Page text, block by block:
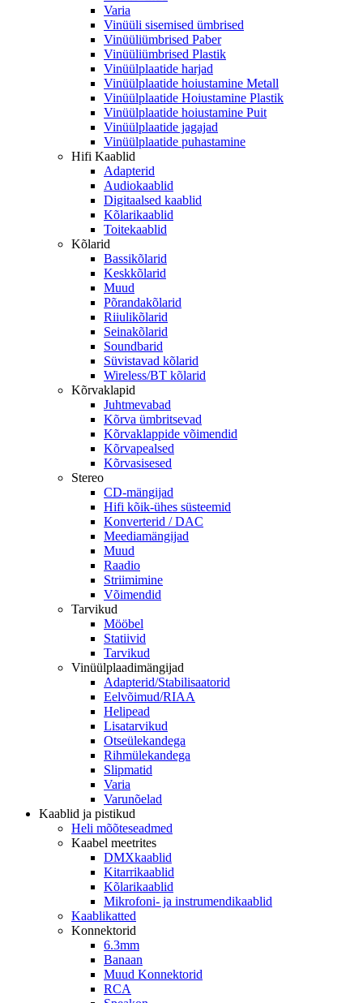
Varia
Vinüüli sisemised ümbrised
Vinüüliümbrised Paber
Vinüüliümbrised Plastik
Vinüülplaatide harjad
Vinüülplaatide hoiustamine Metall
Vinüülplaatide Hoiustamine Plastik
Vinüülplaatide hoiustamine Puit
Vinüülplaatide jagajad
Vinüülplaatide puhastamine
Hifi Kaablid
Adapterid
Audiokaablid
Digitaalsed kaablid
Kõlarikaablid
Toitekaablid
Kõlarid
Bassikõlarid
Keskkõlarid
Muud
Põrandakõlarid
Riiulikõlarid
Seinakõlarid
Soundbarid
Süvistavad kõlarid
Wireless/BT kõlarid
Kõrvaklapid
Juhtmevabad
Kõrva ümbritsevad
Kõrvaklappide võimendid
Kõrvapealsed
Kõrvasisesed
Stereo
CD-mängijad
Hifi kõik-ühes süsteemid
Konverterid / DAC
Meediamängijad
Muud
Raadio
Striimimine
Võimendid
Tarvikud
Mööbel
Statiivid
Tarvikud
Vinüülplaadimängijad
Adapterid/Stabilisaatorid
Eelvõimud/RIAA
Helipead
Lisatarvikud
Otseülekandega
Rihmülekandega
Slipmatid
Varia
Varunõelad
Kaablid ja pistikud
Heli mõõteseadmed
Kaabel meetrites
DMXkaablid
Kitarrikaablid
Kõlarikaablid
Mikrofoni- ja instrumendikaablid
Kaablikatted
Konnektorid
6.3mm
Banaan
Muud Konnektorid
RCA